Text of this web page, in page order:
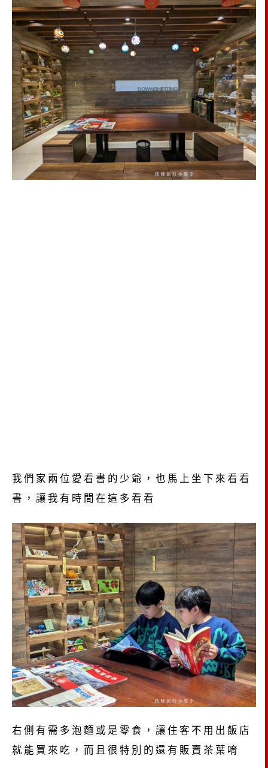
我們家兩位愛看書的少爺，也馬上坐下來看看
書，讓我有時間在這多看看
右側有需多泡麵或是零食，讓住客不用出飯店
就能買來吃，而且很特別的還有販賣茶葉唷